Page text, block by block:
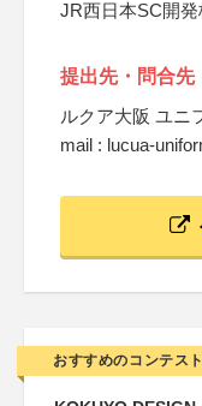
JR西日本SC開発
提出先・問合先
ルクア大阪 ユニ
mail : lucua-
おすすめのコンテスト